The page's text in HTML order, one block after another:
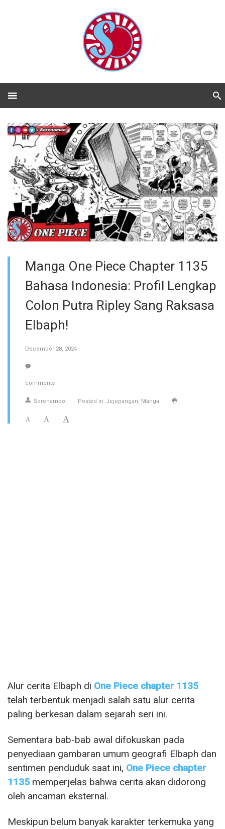
Manga One Piece Chapter 1135
Bahasa Indonesia: Profil Lengkap
Colon Putra Ripley Sang Raksasa
Elbaph!
December 28, 2024
comments
Sorenamoo Posted in Jejepangan Manga
Alur cerita Elbaph di One Piece chapter 1135
telah terbentuk menjadi salah satu alur cerita
paling berkesan dalam sejarah seri ini.
Sementara bab-bab awal difokuskan pada
penyediaan gambaran umum geografi Elbaph dan
sentimen penduduk saat ini, One Piece chapter
1135 memperjelas bahwa cerita akan didorong
oleh ancaman eksternal.
Meskipun belum banyak karakter terkemuka yang